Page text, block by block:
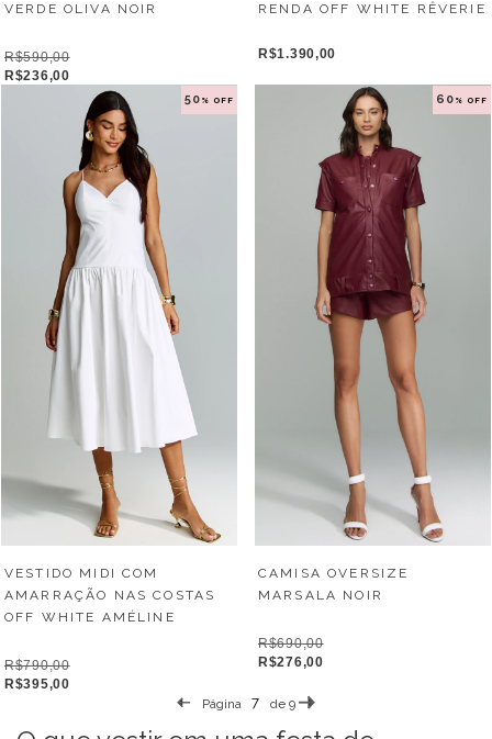
VERDE OLIVA NOIR
R$590,00
R$236,00
RENDA OFF WHITE RÊVERIE
R$1.390,00
50 % OFF
VESTIDO MIDI COM
AMARRAÇÃO NAS COSTAS
OFF WHITE AMÉLINE
R$790,00
R$395,00
60 % OFF
CAMISA OVERSIZE
MARSALA NOIR
R$690,00
R$276,00
Página de 9